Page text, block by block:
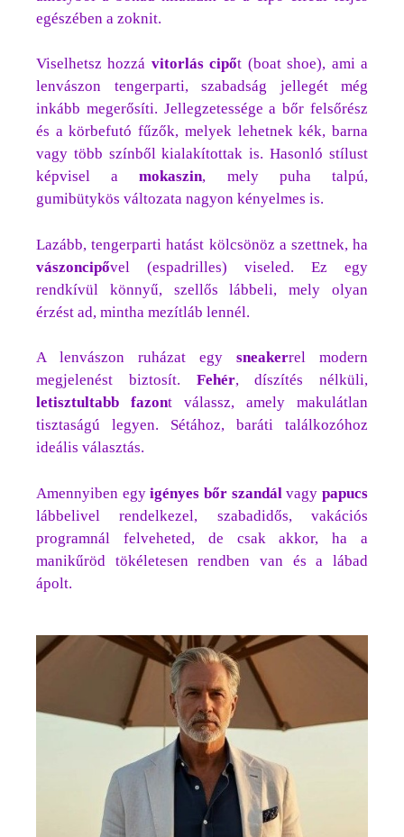
egészében a zoknit.
Viselhetsz hozzá vitorlás cipőt (boat shoe), ami a
lenvászon tengerparti, szabadság jellegét még
inkább megerősíti. Jellegzetessége a bőr felsőrész
és a körbefutó fűzők, melyek lehetnek kék, barna
vagy több színből kialakítottak is. Hasonló stílust
képvisel amokaszin, mely puha talpú,
gumibütykös változata nagyon kényelmes is.
Lazább, tengerparti hatást kölcsönöz a szettnek, ha
vászoncipővel (espadrilles) viseled. Ez egy
rendkívül könnyű, szellős lábbeli, mely olyan
érzést ad, mintha mezítláb lennél.
A lenvászon ruházat egy sneakerrel modern
megjelenést biztosít. Fehér, díszítés nélküli,
letisztultabb fazont válassz, amely makulátlan
tisztaságú legyen. Sétához, baráti találkozóhoz
ideális választás.
Amennyiben egyigényes bőr szandál vagypapucs
lábbelivel rendelkezel, szabadidős, vakációs
programnál felveheted, de csak akkor, ha a
manikűröd tökéletesen rendben van és a lábad
ápolt.